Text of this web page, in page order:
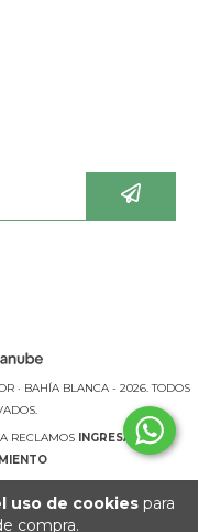
uso de cookiespara
compra.
· BAHÍA BLANCA - 2026. TODOS
RECLAMOS INGRESÁ ACÁ.